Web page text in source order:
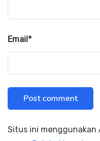
Email*
Situs ini